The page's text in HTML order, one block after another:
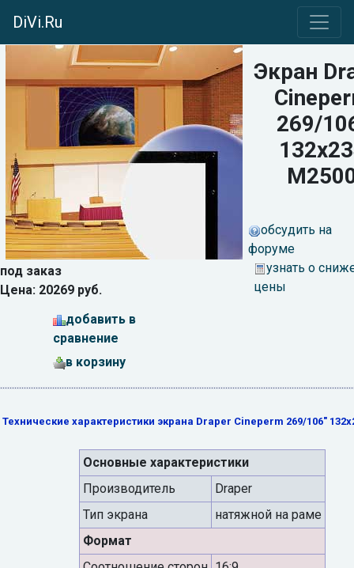
DiVi.Ru
под заказ
Цена: 20269 руб.
добавить в
сравнение
в корзину
Экран
269/
обсудить на
форуме
узнать о
цены
Технические характеристики экрана Draper Cineperm 269/106"
Основные характеристики
Производитель
Draper
Тип экрана
натяжной на раме
Формат